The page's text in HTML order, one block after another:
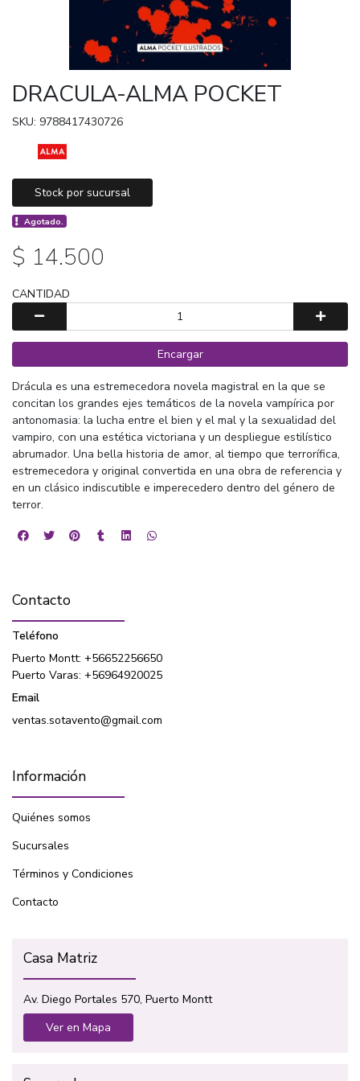
DRACULA-ALMA POCKET
SKU: 9788417430726
Stock por sucursal
Agotado.
$ 14.500
CANTIDAD
Encargar
Drácula es una estremecedora novela magistral en la que se
concitan los grandes ejes temáticos de la novela vampírica por
antonomasia: la lucha entre el bien y el mal y la sexualidad del
vampiro, con una estética victoriana y un despliegue estilístico
abrumador. Una bella historia de amor, al tiempo que terrorífica,
estremecedora y original convertida en una obra de referencia y
en un clásico indiscutible e imperecedero dentro del género de
terror.
Contacto
Teléfono
Puerto Montt: +56652256650
Puerto Varas: +56964920025
Email
ventas.sotavento@gmail.com
Información
Quiénes somos
Sucursales
Términos y Condiciones
Contacto
Casa Matriz
Av. Diego Portales 570, Puerto Montt
Ver en Mapa